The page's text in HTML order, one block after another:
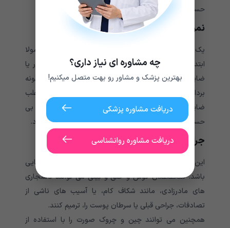
حسی موضعی یا بیهوشی عمومی انجام شود
نمونه برداری از ضایعه مشکوک و حذف آن
یک جراح برای شناسایی ضایعات مشکوک و تومورها معمولا
ابتدا از آن نمونه برداری یا بیوپسی انجام می دهد.. تومور یا
ضایعه می توانند در هر نقطه از بدن ایجاد شوند و نمونه
برداری برای تشخیص و درمان مناسب ضروری است.اغلب
ضایعات کوچک و یا توده های مشکوک در سطح پوست با بی
حسی موضعی در محیط درمانگاه یا کلینیک درمان می شود.
جراحی پلاستیک صورت
این نوع جراحی می تواند با دوهدف ترمیمی یا زیبایی
باشد. متخصصان گوش و حلق و بینی می توانند ناهنجاری
های مادرزادی، مانند شکاف کام، یا آسیب های ناشی از
تصادفات، جراحی قبلی یا سرطان پوست را، ترمیم کنند.
همچنین می توانند چین و چروک صورت را با استفاده از
چه مشاوره ای نیاز داری؟
بهترین پزشک و مشاور رو بهت متصل میکنیم!
دریافت مشاوره پزشکی
دریافت مشاوره روانشناسی